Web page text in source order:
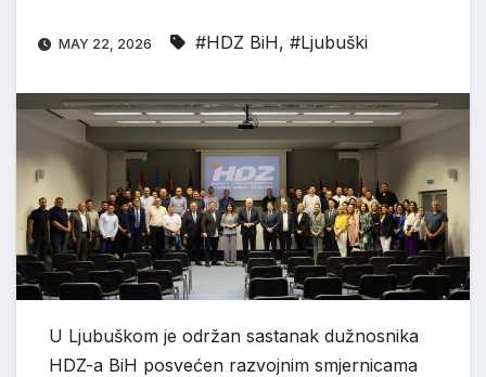
MAY 22, 2026 #HDZ BiH, #Ljubuški
U Ljubuškom je održan sastanak dužnosnika
HDZ-a BiH posvećen razvojnim smjernicama